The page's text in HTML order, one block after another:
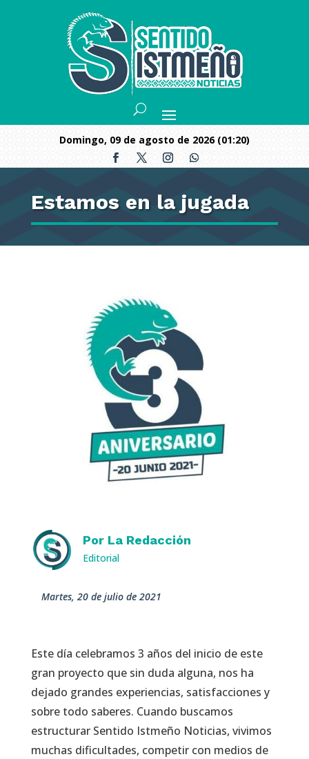
domingo, 09 de agosto de 2026 (01:20)
Estamos en la jugada
Por La Redacción
Editorial
martes, 20 de julio de 2021
Este día celebramos 3 años del inicio de este
gran proyecto que sin duda alguna, nos ha
dejado grandes experiencias, satisfacciones y
sobre todo saberes. Cuando buscamos
estructurar Sentido Istmeño Noticias, vivimos
muchas dificultades, competir con medios de